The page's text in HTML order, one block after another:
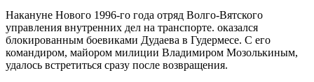
Накануне Нового 1996-го года отряд Волго-Вятского
управления внутренних дел на транспорте. оказался
блокированным боевиками Дудаева в Гудермесе. С его
командиром, майором милиции Владимиром Мозолькиным,
удалось встретиться сразу после возвращения.